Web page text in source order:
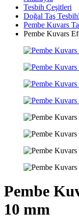
Tesbih Çeşitleri
Doğal Taş
Pembe Kuvars
Pembe Kuvars
Pembe
10 mm